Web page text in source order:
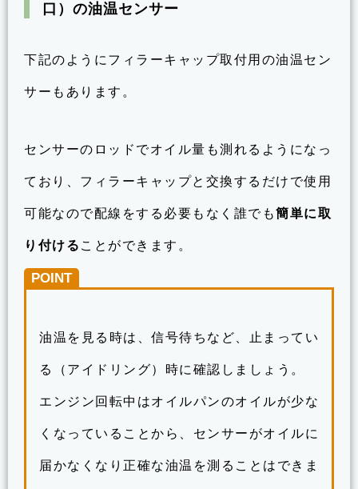
口）の油温センサー
下記のようにフィラーキャップ取付用の油温セン
サーもあります。
センサーのロッドでオイル量も測れるようになっ
ており、フィラーキャップと交換するだけで使用
可能なので配線をする必要もなく誰でも簡単に取
り付ける ことができます。
POINT
油温を見る時は、信号待ちなど、止まってい
る（アイドリング）時に確認しましょう。
エンジン回転中はオイルパンのオイルが少な
くなっていることから、センサーがオイルに
届かなくなり正確な油温を測ることはできま